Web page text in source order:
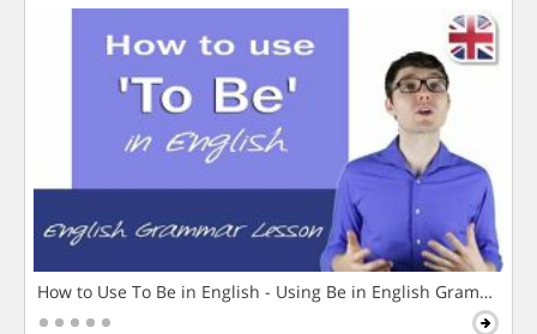
How to Use To Be in English - Using Be in English Grammar